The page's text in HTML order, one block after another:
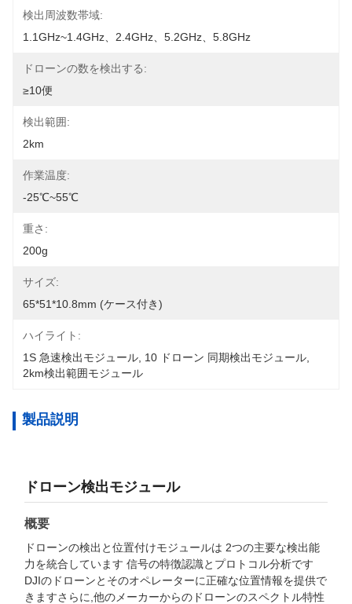
検出周波数帯域:
1.1GHz~1.4GHz、2.4GHz、5.2GHz、5.8GHz
ドローンの数を検出する:
≥10便
検出範囲:
2km
作業温度:
-25℃~55℃
重さ:
200g
サイズ:
65*51*10.8mm (ケース付き)
ハイライト:
1S 急速検出モジュール 10 ドローン 同期検出モジュール
2km検出範囲モジュール
製品説明
ドローン検出モジュール
概要
ドローンの検出と位置付けモジュールは 2つの主要な検出能
力を統合しています 信号の特徴認識とプロトコル分析です
DJIのドローンとそのオペレーターに正確な位置情報を提供で
きますさらに,他のメーカーからのドローンのスペクトル特性